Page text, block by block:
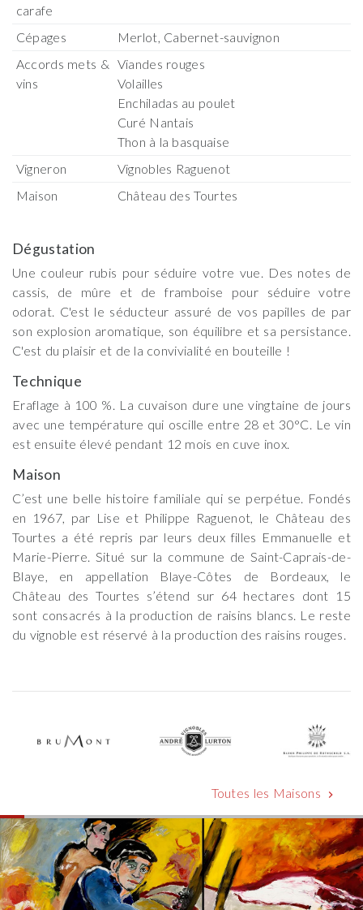
carafe
Cépages
Merlot, Cabernet-sauvignon
Accords mets &
vins
Viandes rouges
Volailles
Enchiladas au poulet
Curé Nantais
Thon à la basquaise
Vigneron
Vignobles Raguenot
Maison
Château des Tourtes
Dégustation
Une couleur rubis pour séduire votre vue. Des notes de
cassis, de mûre et de framboise pour séduire votre
odorat. C'est le séducteur assuré de vos papilles de par
son explosion aromatique, son équilibre et sa persistance.
C'est du plaisir et de la convivialité en bouteille !
Technique
Eraflage à 100 %. La cuvaison dure une vingtaine de jours
avec une température qui oscille entre 28 et 30°C. Le vin
est ensuite élevé pendant 12 mois en cuve inox.
Maison
C’est une belle histoire familiale qui se perpétue. Fondés
en 1967, par Lise et Philippe Raguenot, le Château des
Tourtes a été repris par leurs deux filles Emmanuelle et
Marie-Pierre. Situé sur la commune de Saint-Caprais-de-
Blaye, en appellation Blaye-Côtes de Bordeaux, le
Château des Tourtes s’étend sur 64 hectares dont 15
sont consacrés à la production de raisins blancs. Le reste
du vignoble est réservé à la production des raisins rouges.
Toutes les Maisons chevron_right